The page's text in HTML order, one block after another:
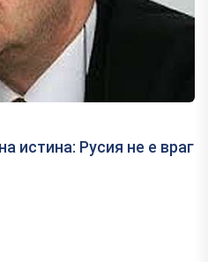
истина: Русия не е враг